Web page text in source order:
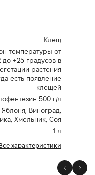
Клещ
температуры от
до +25 градусов в
растения
есть появление
клещей
500 г/л
Яблоня, Виноград,
Хмельник, Соя
1 л
Все характеристики